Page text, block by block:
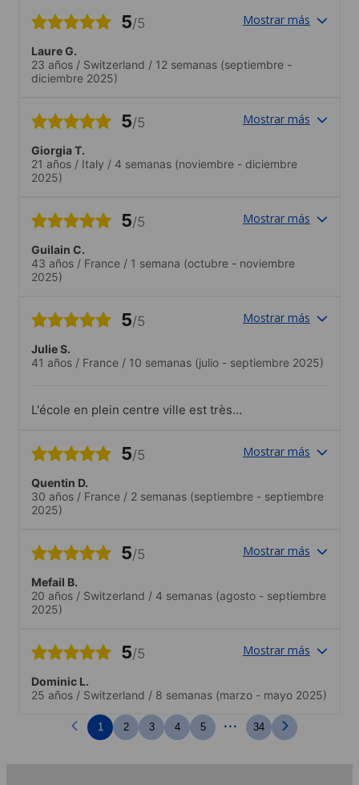
5/5 Mostrar más
Laure G.
23 años / Switzerland / 12 semanas (septiembre -
diciembre 2025)
5/5 Mostrar más
Giorgia T.
21 años / Italy / 4 semanas (noviembre - diciembre
2025)
5/5 Mostrar más
Guilain C.
43 años / France / 1 semana (octubre - noviembre
2025)
5/5 Mostrar más
Julie S.
41 años / France / 10 semanas (julio - septiembre 2025)
L'école en plein centre ville est très
sont très bien, très pratique et moderne.
d'élèves par classe est parfait pour
apprendre et les professeurs sont
excellents.
5/5 Mostrar más
Quentin D.
30 años / France / 2 semanas (septiembre - septiembre
2025)
5/5 Mostrar más
Mefail B.
20 años / Switzerland / 4 semanas (agosto - septiembre
2025)
5/5 Mostrar más
Dominic L.
25 años / Switzerland / 8 semanas (marzo - mayo 2025)
1 2 3 4 5 ... 34